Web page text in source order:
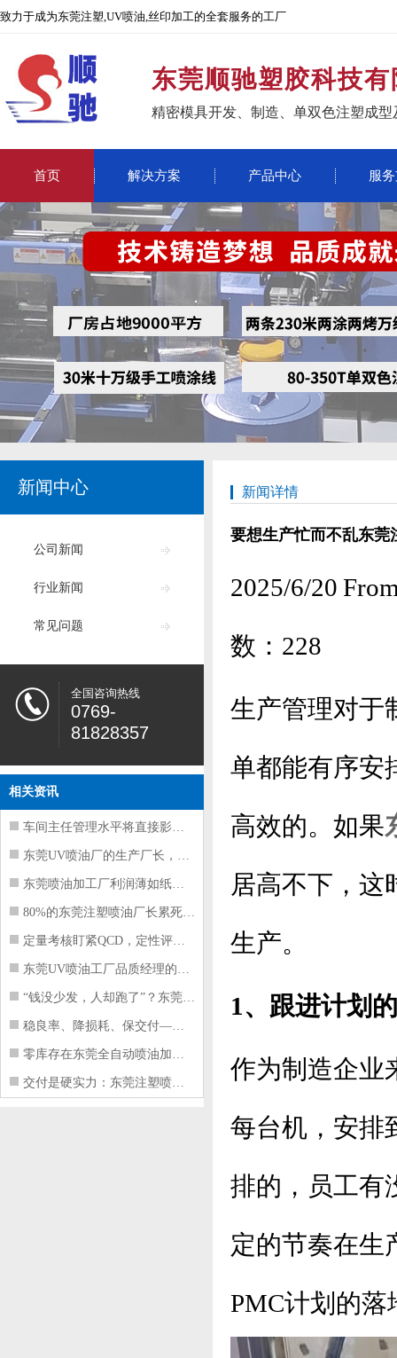
致力于成为东莞注塑,UV喷油,丝印加工的全套服务的工厂
东莞顺驰塑胶科技
精密模具开发、制造、单双色注塑成
首页 解决方案 产品中心 服
新闻中心
公司新闻
行业新闻
常见问题
全国咨询热线
0769-
81828357
相关资讯
车间主任管理水平将直接影响东莞注塑件
东莞UV喷油厂的生产厂长，到底在给工
东莞喷油加工厂利润薄如纸？这四项基本
80%的东莞注塑喷油厂长累死累活，利
定量考核盯紧QCD，定性评价看好配合
东莞UV喷油工厂品质经理的四项核心管
“钱没少发，人却跑了”？东莞注塑喷油
稳良率、降损耗、保交付——东莞这家U
零库存在东莞全自动喷油加工厂不可行的
交付是硬实力：东莞注塑喷油厂如何用齐
新闻详情
要想生产忙而不乱东莞
2025/6/20
数： 228
生产管理对于
单都能有序安
高效的。如果
居高不下，这
生产。
1、跟进计划
作为制造企业
每台机，安排
排的，员工有
定的节奏在生
PMC计划的